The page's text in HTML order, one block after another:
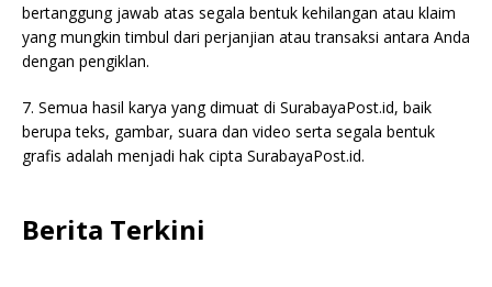
bertanggung jawab atas segala bentuk kehilangan atau klaim
yang mungkin timbul dari perjanjian atau transaksi antara Anda
dengan pengiklan.
7. Semua hasil karya yang dimuat di SurabayaPost.id, baik
berupa teks, gambar, suara dan video serta segala bentuk
grafis adalah menjadi hak cipta SurabayaPost.id.
Berita Terkini